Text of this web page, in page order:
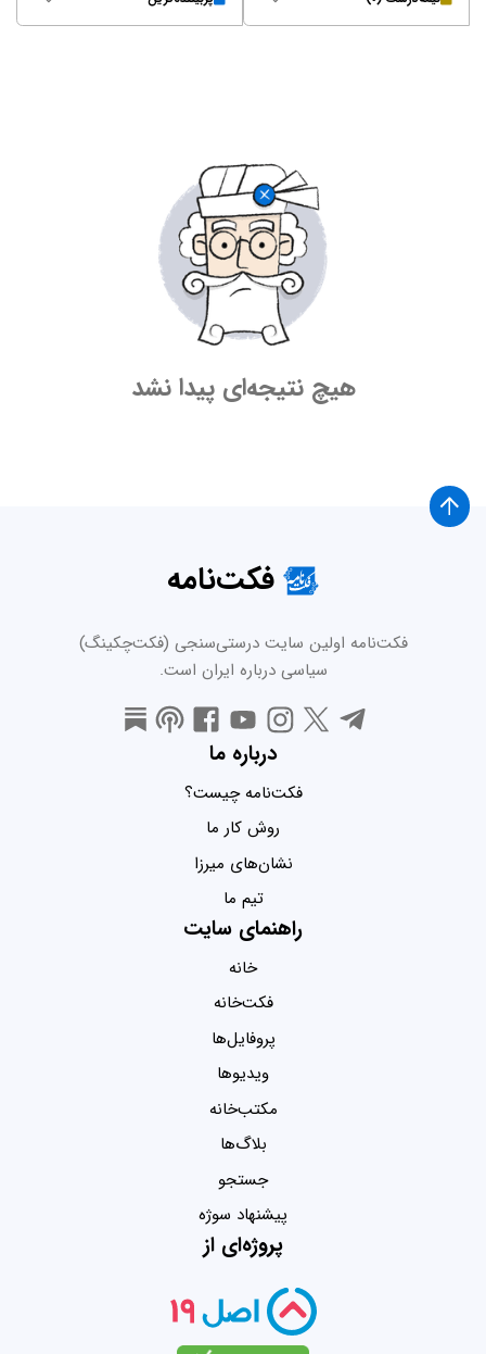
هیچ نتیجه‌ای پیدا نشد
فکت‌نامه
فکت‌نامه اولین سایت درستی‌سنجی (فکت‌چکینگ)
سیاسی درباره ایران است.
درباره ما
فکت‌نامه چیست؟
روش کار ما
نشان‌های میرزا
تیم ما
راهنمای سایت
خانه
فکت‌خانه
پروفایل‌ها
ویدیو‌ها
مکتب‌خانه
بلاگ‌ها
جستجو
پیشنهاد سوژه
پروژه‌ای از